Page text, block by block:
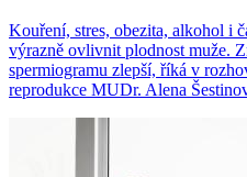
Kouření, stres, obezita, alkohol i
výrazně ovlivnit plodnost muže.
spermiogramu zlepší, říká v
reprodukce MUDr. Alena